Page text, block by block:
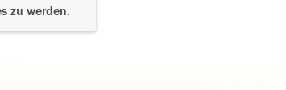
zu werden.